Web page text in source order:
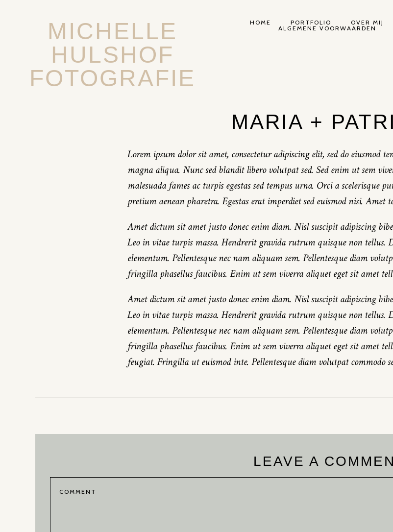
MICHELLE
HULSHOF
FOTOGRAFIE
HOME PORTFOLIO OVER MIJ
ALGEMENE VOORWAARDEN
MARIA +
Lorem ipsum dolor sit amet, consectetur adipiscing elit, sed do eiusmod
magna aliqua. Nunc sed blandit libero volutpat sed. Sed enim ut sem
malesuada fames ac turpis egestas sed tempus urna. Orci a scelerisque
pretium aenean pharetra. Egestas erat imperdiet sed euismod nisi. Amet
Amet dictum sit amet justo donec enim diam. Nisl suscipit adipiscing
Leo in vitae turpis massa. Hendrerit gravida rutrum quisque non tellus.
elementum. Pellentesque nec nam aliquam sem. Pellentesque diam
fringilla phasellus faucibus. Enim ut sem viverra aliquet eget sit amet
Amet dictum sit amet justo donec enim diam. Nisl suscipit adipiscing
Leo in vitae turpis massa. Hendrerit gravida rutrum quisque non tellus.
elementum. Pellentesque nec nam aliquam sem. Pellentesque diam
fringilla phasellus faucibus. Enim ut sem viverra aliquet eget sit amet
feugiat. Fringilla ut euismod inte. Pellentesque diam volutpat commodo
LEAVE A